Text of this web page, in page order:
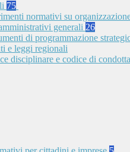
75
normativi su
generali 26
di programmazione
e leggi regionali
disciplinare e codice di condotta